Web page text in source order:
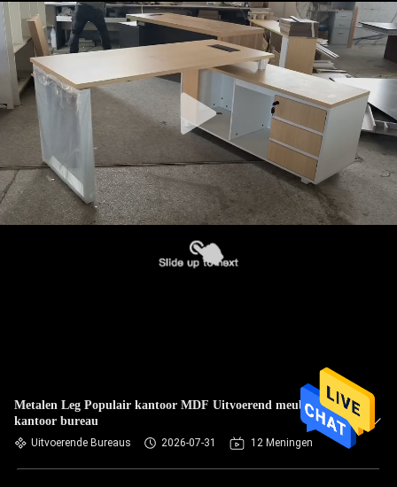
Metalen Leg Populair kantoor MDF Uitvoerend meubilair
kantoor bureau
Uitvoerende Bureaus 2026-07-31 12 Meningen